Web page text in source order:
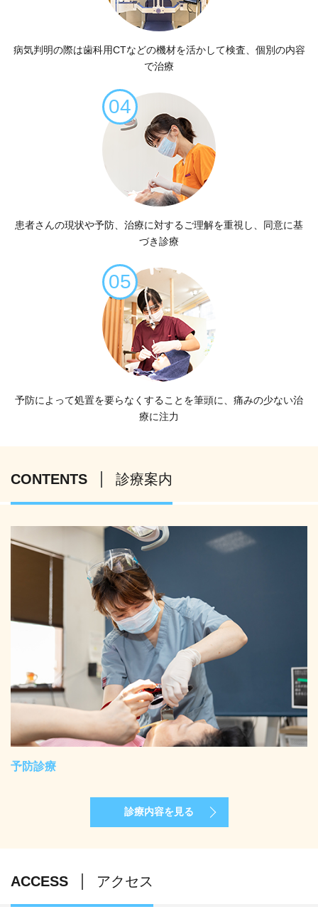
病気判明の際は歯科用CTなどの機材を活かして検査、 個別の内容
で治療
04
患者さんの現状や予防、 治療に対するご理解を重視し、 同意に基
づき診療
05
予防によって処置を要らなくすることを筆頭に、痛みの少ない治
療に注力
CONTENTS 診療案内
予防診療
診療内容を見る
ACCESS アクセス